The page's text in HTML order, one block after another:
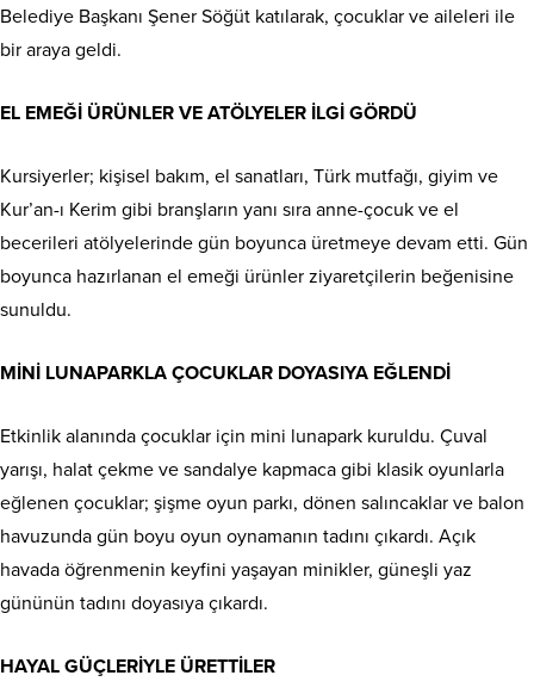
Belediye Başkanı Şener Söğüt katılarak, çocuklar ve aileleri ile
bir araya geldi.
EL EMEĞİ ÜRÜNLER VE ATÖLYELER İLGİ GÖRDÜ
Kursiyerler; kişisel bakım, el sanatları, Türk mutfağı, giyim ve
Kur’an-ı Kerim gibi branşların yanı sıra anne-çocuk ve el
becerileri atölyelerinde gün boyunca üretmeye devam etti. Gün
boyunca hazırlanan el emeği ürünler ziyaretçilerin beğenisine
sunuldu.
MİNİ LUNAPARKLA ÇOCUKLAR DOYASIYA EĞLENDİ
Etkinlik alanında çocuklar için mini lunapark kuruldu. Çuval
yarışı, halat çekme ve sandalye kapmaca gibi klasik oyunlarla
eğlenen çocuklar; şişme oyun parkı, dönen salıncaklar ve balon
havuzunda gün boyu oyun oynamanın tadını çıkardı. Açık
havada öğrenmenin keyfini yaşayan minikler, güneşli yaz
gününün tadını doyasıya çıkardı.
HAYAL GÜÇLERİYLE ÜRETTİLER